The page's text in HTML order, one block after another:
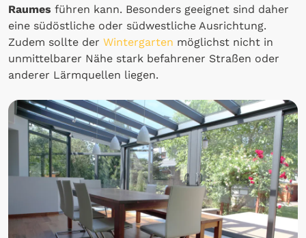
Raumes führen kann. Besonders geeignet sind daher
eine südöstliche oder südwestliche Ausrichtung.
Zudem sollte der Wintergarten möglichst nicht in
unmittelbarer Nähe stark befahrener Straßen oder
anderer Lärmquellen liegen.